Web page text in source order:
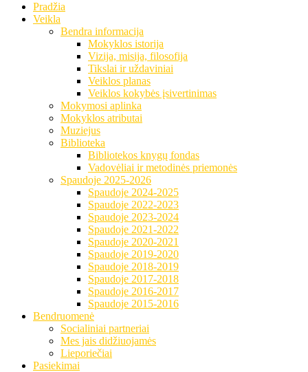
Pradžia
Veikla
Bendra informacija
Mokyklos istorija
Vizija, misija, filosofija
Tikslai ir uždaviniai
Veiklos planas
Veiklos kokybės įsivertinimas
Mokymosi aplinka
Mokyklos atributai
Muziejus
Biblioteka
Bibliotekos knygų fondas
Vadovėliai ir metodinės priemonės
Spaudoje 2025-2026
Spaudoje 2024-2025
Spaudoje 2022-2023
Spaudoje 2023-2024
Spaudoje 2021-2022
Spaudoje 2020-2021
Spaudoje 2019-2020
Spaudoje 2018-2019
Spaudoje 2017-2018
Spaudoje 2016-2017
Spaudoje 2015-2016
Bendruomenė
Socialiniai partneriai
Mes jais didžiuojamės
Lieporiečiai
Pasiekimai